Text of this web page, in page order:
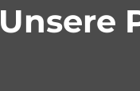
Unsere